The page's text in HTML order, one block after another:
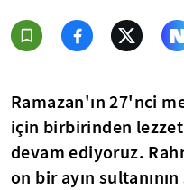
Ramazan'ın 27'nci
için birbirinden
devam ediyoruz.
on bir ayın